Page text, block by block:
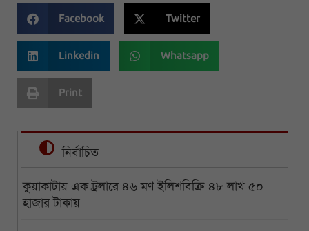
Facebook Twitter
Linkedin Whatsapp
Print
নির্বাচিত
কুয়াকাটায় এক ট্রলারে ৪৬ মণ ইলিশবিক্রি ৪৮ লাখ ৫০
হাজার টাকায়